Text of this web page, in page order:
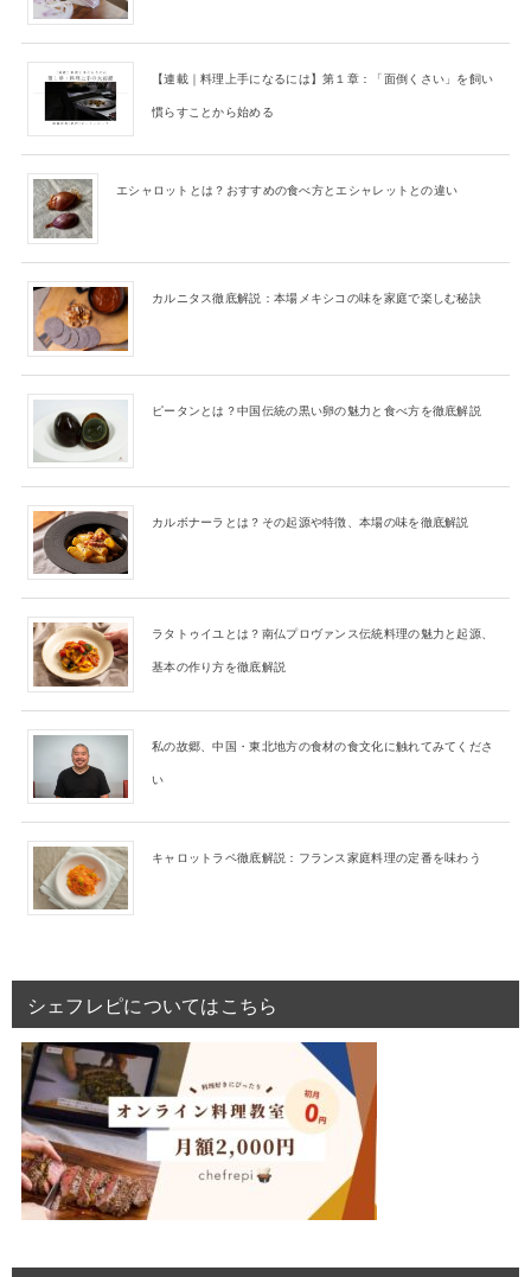
【連載｜料理上手になるには】第１章：「面倒くさい」を飼い
慣らすことから始める
エシャロットとは？おすすめの食べ方とエシャレットとの違い
カルニタス徹底解説：本場メキシコの味を家庭で楽しむ秘訣
ピータンとは？中国伝統の黒い卵の魅力と食べ方を徹底解説
カルボナーラとは？その起源や特徴、本場の味を徹底解説
ラタトゥイユとは？南仏プロヴァンス伝統料理の魅力と起源、
基本の作り方を徹底解説
私の故郷、中国・東北地方の食材の食文化に触れてみてくださ
い
キャロットラペ徹底解説：フランス家庭料理の定番を味わう
シェフレピについてはこちら